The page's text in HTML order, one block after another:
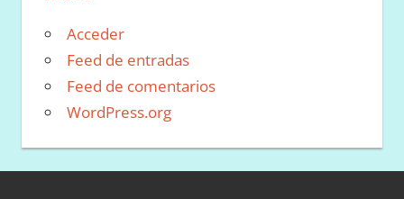
Acceder
Feed de entradas
Feed de comentarios
WordPress.org